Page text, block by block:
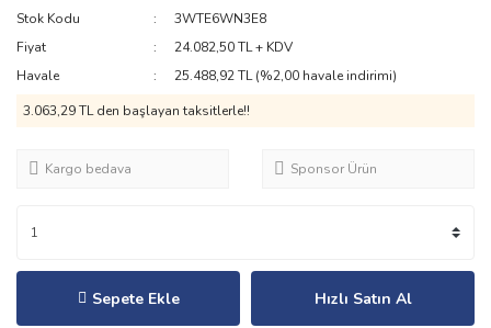
Stok Kodu
3WTE6WN3E8
Fiyat
24.082,50 TL + KDV
Havale
25.488,92 TL (%2,00 havale indirimi)
3.063,29 TL den başlayan taksitlerle!!
Kargo bedava Sponsor Ürün
Sepete Ekle Hızlı Satın Al